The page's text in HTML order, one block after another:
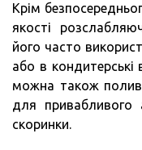
Крім
якості
його часто
або в
можна також
для привабливого
скоринки.